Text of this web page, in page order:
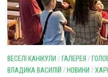
ВЕСЕЛІ КАНІКУЛИ / ГАЛЕРЕЯ /
ВЛАДИКА ВАСИЛІЙ / НОВИНИ /